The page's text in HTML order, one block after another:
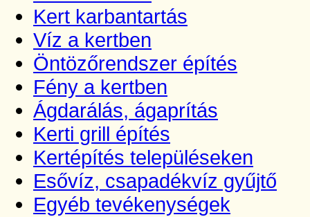
Kert karbantartás
Víz a kertben
Öntözőrendszer építés
Fény a kertben
Ágdarálás, ágaprítás
Kerti grill építés
Kertépítés településeken
Esővíz, csapadékvíz gyűjtő
Egyéb tevékenységek